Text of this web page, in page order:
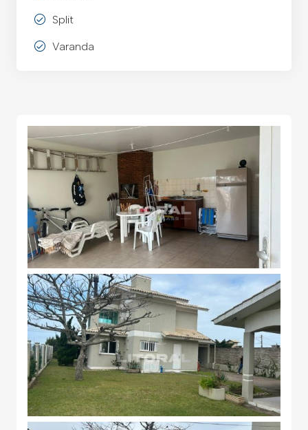
Split
Varanda